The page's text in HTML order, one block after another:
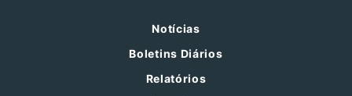
Notícias
Boletins Diários
Relatórios